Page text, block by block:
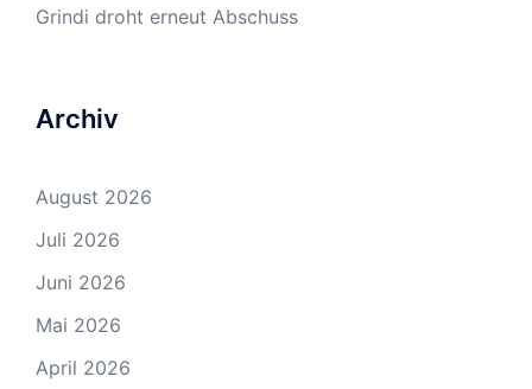
Grindi droht erneut Abschuss
Archiv
August 2026
Juli 2026
Juni 2026
Mai 2026
April 2026